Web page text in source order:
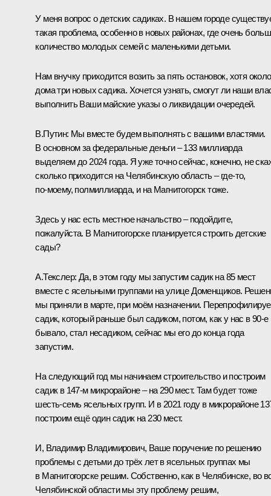
У меня вопрос о детских садиках. В нашем городе
такая проблема, особенно в новых районах, где очень
количество молодых семей с маленькими детьми.
Нам внучку приходится возить за пять остановок, хотя около
дома три новых садика. Хочется узнать, смогут ли наши
выполнить Ваши майские указы о ликвидации очередей.
В.Путин: Мы вместе будем выполнять с вашими властями.
В основном за федеральные деньги – 133 миллиарда
выделяем до 2024 года. Я уже точно сейчас, конечно, не
сколько приходится на Челябинскую область – где‑то,
по‑моему, полмиллиарда, и на Магнитогорск тоже.
Здесь у нас есть местное начальство – подойдите,
пожалуйста. В Магнитогорске планируется строить детские
сады?
А.Текслер: Да, в этом году мы запустим садик на 85 мест
вместе с ясельными группами на улице Доменщиков.
мы приняли в марте, при моём назначении.
садик, который раньше был садиком, потом, как у нас в 90‑е
бывало, стал несадиком, сейчас мы его до конца года
запустим.
На следующий год мы начинаем строительство и построим
садик в 147‑м микрорайоне – на 290 мест. Там будет тоже
шесть‑семь ясельных групп. И в 2021 году в микрорайоне
построим ещё один садик на 230 мест.
И, Владимир Владимирович, Ваше поручение по решению
проблемы с детьми до трёх лет в ясельных группах мы
в Магнитогорске решим. Собственно, как в Челябинске, во
Челябинской области мы эту проблему решим,